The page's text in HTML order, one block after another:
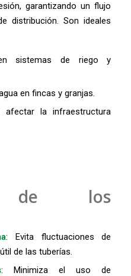
garantizando un flujo
distribución. Son ideales
sistemas de riego y
en fincas y granjas.
afectar la infraestructura
de los
: Evita fluctuaciones de
de las tuberías.
: Minimiza el uso de